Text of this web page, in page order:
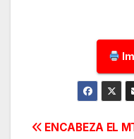
ENCABEZA EL